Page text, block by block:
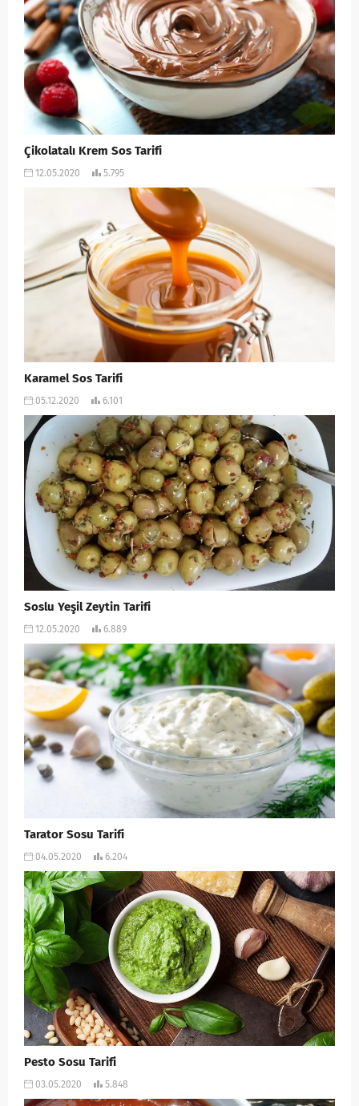
Çikolatalı Krem Sos Tarifi
12.05.2020 5.795
Karamel Sos Tarifi
05.12.2020 6.101
Soslu Yeşil Zeytin Tarifi
12.05.2020 6.889
Tarator Sosu Tarifi
04.05.2020 6.204
Pesto Sosu Tarifi
03.05.2020 5.848